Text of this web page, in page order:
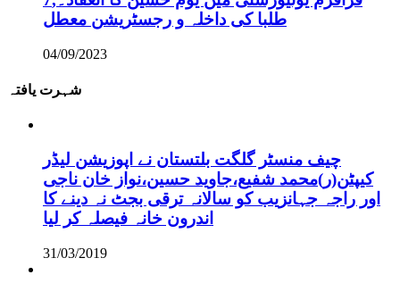
طلبا کی داخلہ و رجسٹریشن معطل
04/09/2023
شہرت یافتہ
چیف منسٹر گلگت بلتستان نے اپوزیشن لیڈر
کیپٹن(ر)محمد شفیع،جاوید حسین،نواز خان ناجی
اور راجہ جہانزیب کو سالانہ ترقی بجٹ نہ دینے کا
اندرون خانہ فیصلہ کر لیا
31/03/2019